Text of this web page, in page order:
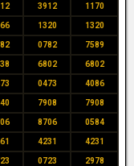
3912 1170
1320 1320
0782 7589
6802 6802
0473 4086
7908 7908
8706 0584
4231 4231
0723 2978